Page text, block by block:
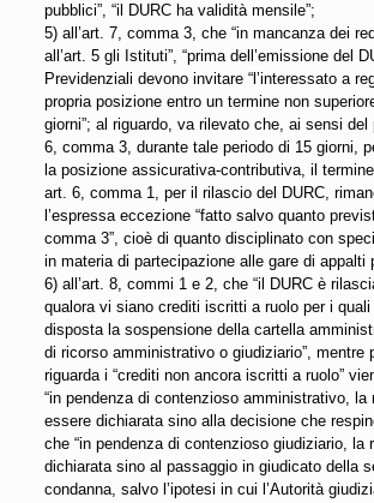
pubblici”, “il DURC ha validità mensile”;
5) all’art. 7, comma 3, che “in mancanza dei
all’art. 5 gli Istituti”, “prima dell’emissione del
Previdenziali devono invitare “l’interessato a
propria posizione entro un termine non
giorni”; al riguardo, va rilevato che, ai sensi del
6, comma 3, durante tale periodo di 15 giorni,
la posizione assicurativa-contributiva, il
art. 6, comma 1, per il rilascio del DURC,
l’espressa eccezione “fatto salvo quanto
comma 3”, cioè di quanto disciplinato con
in materia di partecipazione alle gare di appalti
6) all’art. 8, commi 1 e 2, che “il DURC è
qualora vi siano crediti iscritti a ruolo per i
disposta la sospensione della cartella
di ricorso amministrativo o giudiziario”, mentre
riguarda i “crediti non ancora iscritti a ruolo”
“in pendenza di contenzioso amministrativo, la
essere dichiarata sino alla decisione che
che “in pendenza di contenzioso giudiziario, la
dichiarata sino al passaggio in giudicato della
condanna, salvo l’ipotesi in cui l’Autorità